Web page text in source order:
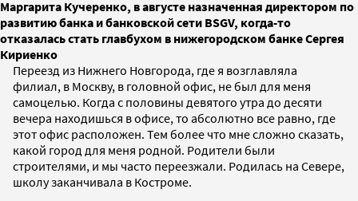
Маргарита Кучеренко, в августе назначенная директором по
развитию банка и банковской сети BSGV, когда-то
отказалась стать главбухом в нижегородском банке Сергея
Кириенко
Переезд из Нижнего Новгорода, где я возглавляла
филиал, в Москву, в головной офис, не был для меня
самоцелью. Когда с половины девятого утра до десяти
вечера находишься в офисе, то абсолютно все равно, где
этот офис расположен. Тем более что мне сложно сказать,
какой город для меня родной. Родители были
строителями, и мы часто переезжали. Родилась на Севере,
школу заканчивала в Костроме.